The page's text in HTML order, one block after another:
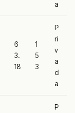
a
6
3.
18
1
5
3
P
ri
v
a
d
a
P